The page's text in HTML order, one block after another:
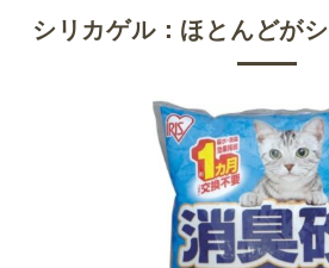
シリカゲル：ほとんどが